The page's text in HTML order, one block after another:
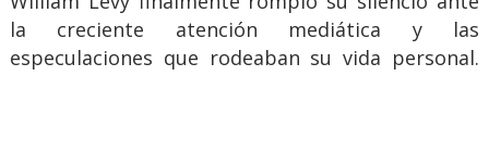
la creciente atención mediática y las
especulaciones que rodeaban su vida personal.